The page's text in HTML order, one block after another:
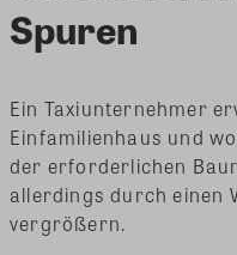
Spuren
Ein Taxiunternehmer
Einfamilienhaus und
der erforderlichen
allerdings durch einen
vergrößern.